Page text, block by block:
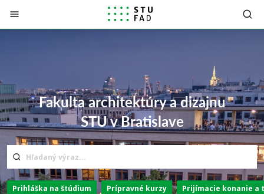
Prejsť na obsah
Fakulta architektúry a dizajnu
STU v Bratislave
Prihláška na štúdium Prípravné kurzy Prijímacie konanie a